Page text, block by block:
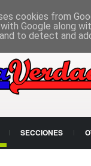
SECCIONES
cookies from
Google along
to detect and